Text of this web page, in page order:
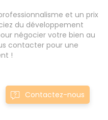
et un prix
du développement
négocier votre bien au
contacter pour une
!
Contactez-nous